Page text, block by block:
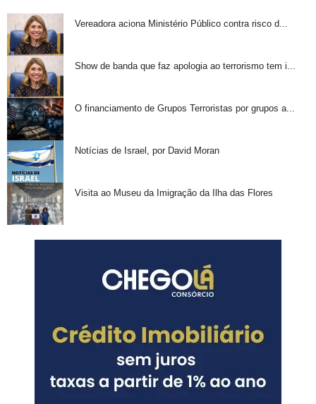
Vereadora aciona Ministério Público contra risco d...
Show de banda que faz apologia ao terrorismo tem i...
O financiamento de Grupos Terroristas por grupos a...
Notícias de Israel, por David Moran
Visita ao Museu da Imigração da Ilha das Flores